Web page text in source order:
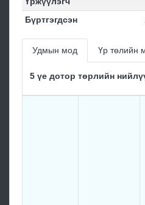
Бүртгэгдсэн
Удмын мод Үр төлийн
5 үе дотор төрлийн